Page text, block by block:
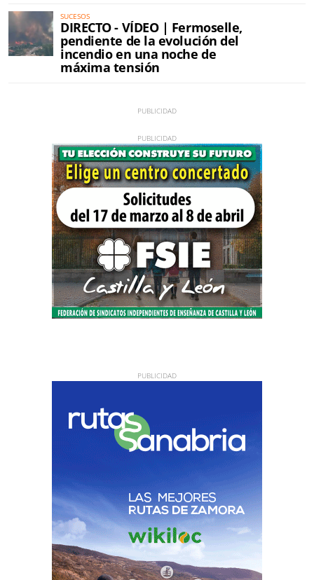
SUCESOS
DIRECTO - VÍDEO | Fermoselle,
pendiente de la evolución del
incendio en una noche de
máxima tensión